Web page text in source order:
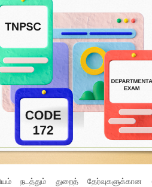
நடத்தும் துறைத் தேர்வுகளுக்கான